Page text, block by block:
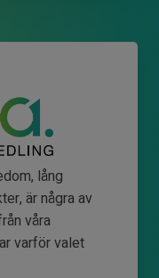
lång
är några av
våra
varför valet